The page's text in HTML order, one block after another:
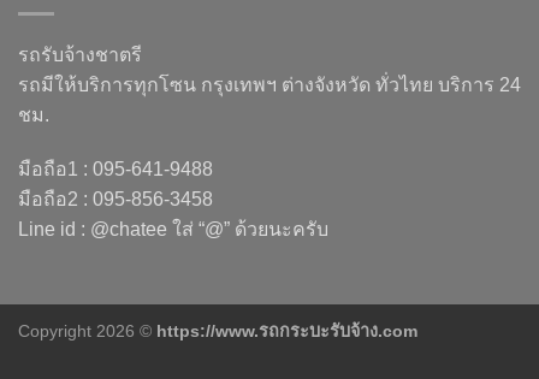
รถรับจ้างชาตรี
รถมีให้บริการทุกโซน กรุงเทพฯ ต่างจังหวัด ทั่วไทย บริการ 24
ชม.
มือถือ1 : 095-641-9488
มือถือ2 : 095-856-3458
Line id : @chatee ใส่ “@” ด้วยนะครับ
Copyright 2026 © https://www.รถกระบะรับจ้าง.com